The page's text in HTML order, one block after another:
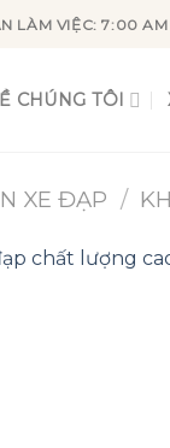
LÀM VIỆC: 7:00
CHÚNG TÔI
XE ĐẠP /